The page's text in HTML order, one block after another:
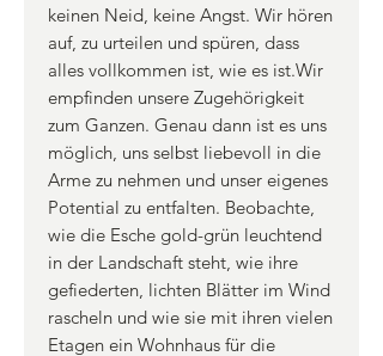
keinen Neid, keine Angst. Wir hören
auf, zu urteilen und spüren, dass
alles vollkommen ist, wie es ist.Wir
empfinden unsere Zugehörigkeit
zum Ganzen. Genau dann ist es uns
möglich, uns selbst liebevoll in die
Arme zu nehmen und unser eigenes
Potential zu entfalten. Beobachte,
wie die Esche gold-grün leuchtend
in der Landschaft steht, wie ihre
gefiederten, lichten Blätter im Wind
rascheln und wie sie mit ihren vielen
Etagen ein Wohnhaus für die